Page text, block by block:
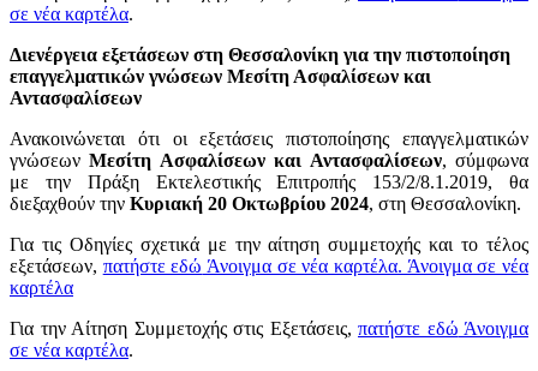
σε νέα καρτέλα.
Διενέργεια εξετάσεων στη Θεσσαλονίκη για την πιστοποίηση
επαγγελματικών γνώσεων Μεσίτη Ασφαλίσεων και
Αντασφαλίσεων
Ανακοινώνεται ότι οι εξετάσεις πιστοποίησης επαγγελματικών
γνώσεωνΜεσίτη Ασφαλίσεων και Αντασφαλίσεων, σύμφωνα
με την Πράξη Εκτελεστικής Επιτροπής 153/2/8.1.2019, θα
διεξαχθούν την Κυριακή 20 Οκτωβρίου 2024, στη Θεσσαλονίκη.
Για τις Οδηγίες σχετικά με την αίτηση συμμετοχής και το τέλος
εξετάσεων, πατήστε εδώ Άνοιγμα σε νέα καρτέλα. Άνοιγμα σε νέα
καρτέλα
Για την Αίτηση Συμμετοχής στις Εξετάσεις, πατήστε εδώ Άνοιγμα
σε νέα καρτέλα.